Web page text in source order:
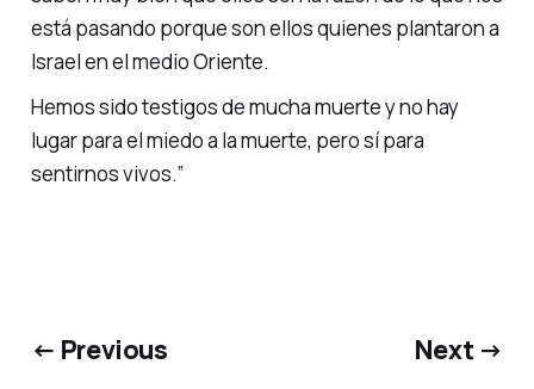
está pasando porque son ellos quienes plantaron a
Israel en el medio Oriente.
Hemos sido testigos de mucha muerte y no hay
lugar para el miedo a la muerte, pero sí para
sentirnos vivos.”
← Previous Next →